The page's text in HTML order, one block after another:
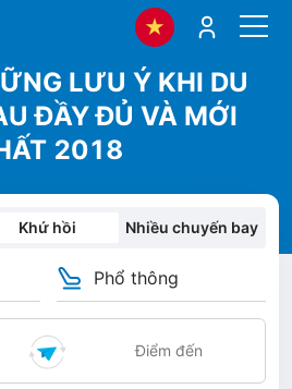
LƯU Ý KHI DU
ĐẦY ĐỦ VÀ MỚI
2018
Khứ hồi Nhiều chuyến bay
Phổ thông